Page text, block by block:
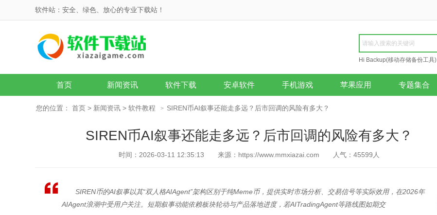
软件站：安全、绿色、放心的专业下载站！
Hi Backup(移动存储备份工具)
Repair
首页 新闻资讯 软件下载 安卓软件 手机游戏 苹果应用 专题集合
您的位置： 首页 > 新闻资讯 > 软件教程 > SIREN币AI叙事还能走多远？后市回调的风险有多大？
SIREN币AI叙事还能走多远？后市回调的风险有多大？
时间：2026-03-11 12:35:13 来源：https://www.mmxiazai.com 人气： 45599 人
SIREN币的AI叙事以其“双人格AIAgent”架构区别于纯Meme币，提供实时市场分析、交易信号等实际效用，在2026年
AIAgent浪潮中受用户关注。短期叙事动能依赖板块轮动与产品落地进度，若AITradingAgent等路线图如期交